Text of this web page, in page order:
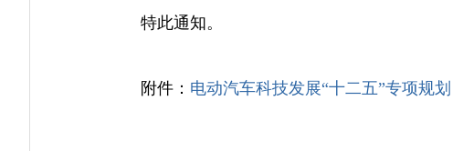
特此通知。
附件： 电动汽车科技发展“十二五”专项规划